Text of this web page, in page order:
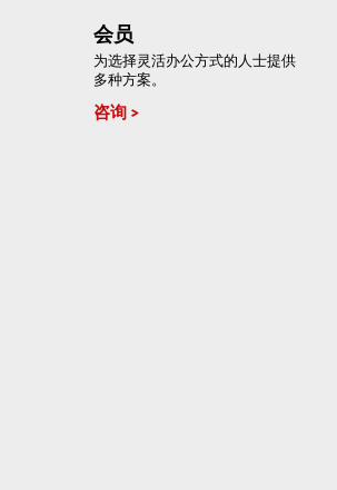
会员
为选择灵活办公方式的人士提供
多种方案。
咨询